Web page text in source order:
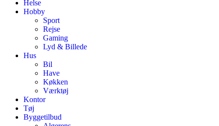
Helse
Hobby
Sport
Rejse
Gaming
Lyd & Billede
Hus
Bil
Have
Køkken
Værktøj
Kontor
Tøj
Byggetilbud